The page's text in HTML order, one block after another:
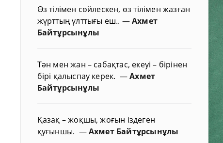
Өз тілімен сөйлескен, өз тілімен жазған
жұрттың ұлттығы еш.. —Ахмет
Байтұрсынұлы
Тән мен жан – сабақтас, екеуі – бірінен
бірі қалыспау керек. —Ахмет
Байтұрсынұлы
Қазақ – жоқшы, жоғын іздеген
қуғыншы. —Ахмет Байтұрсынұлы